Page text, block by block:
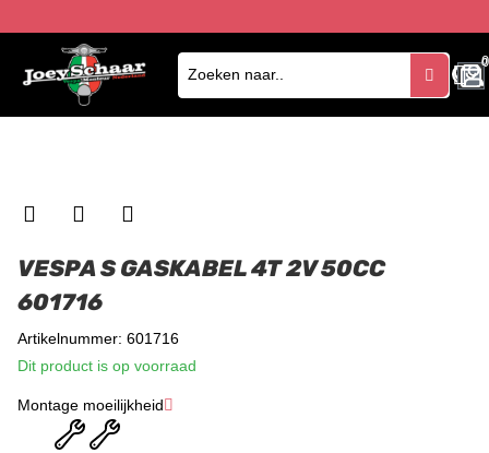
0
0
VESPA S GASKABEL 4T 2V 50CC
601716
Artikelnummer: 601716
Dit product is op voorraad
Montage moeilijkheid
★★